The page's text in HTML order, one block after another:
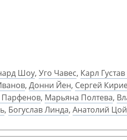
Шоу, Уго Чавес, Карл
, Донни Йен, Сергей
, Марьяна Полтева,
, Богуслав Линда, Анатолий Цой